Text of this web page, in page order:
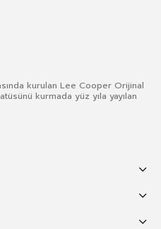
kurulan Lee Cooper Orijinal
kurmada yüz yıla yayılan